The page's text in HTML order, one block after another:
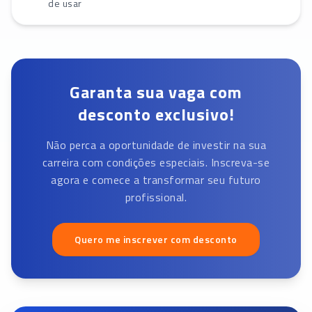
de usar
Garanta sua vaga com
desconto exclusivo!
Não perca a oportunidade de investir na sua
carreira com condições especiais. Inscreva-se
agora e comece a transformar seu futuro
profissional.
Quero me inscrever com desconto